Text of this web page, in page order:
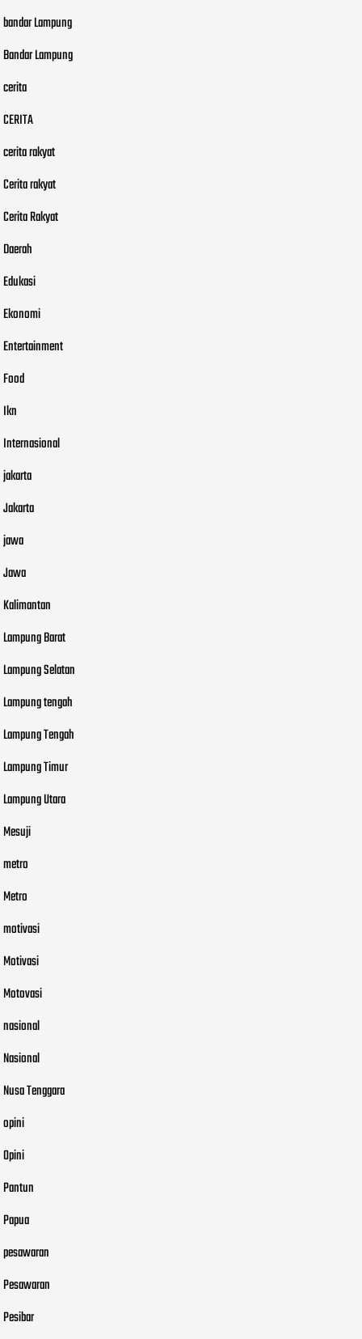
bandar Lampung
Bandar Lampung
cerita
CERITA
cerita rakyat
Cerita rakyat
Cerita Rakyat
Daerah
Edukasi
Ekonomi
Entertainment
Food
Ikn
Internasional
jakarta
Jakarta
jawa
Jawa
Kalimantan
Lampung Barat
Lampung Selatan
Lampung tengah
Lampung Tengah
Lampung Timur
Lampung Utara
Mesuji
metro
Metro
motivasi
Motivasi
Motovasi
nasional
Nasional
Nusa Tenggara
opini
Opini
Pantun
Papua
pesawaran
Pesawaran
Pesibar